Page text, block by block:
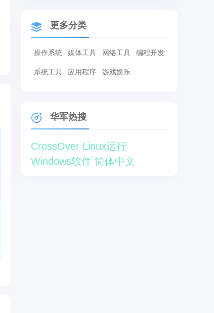
更多分类
操作系统 媒体工具 网络工具 编程开发
系统工具 应用程序 游戏娱乐
华军热搜
CrossOver Linux运行
Windows软件 简体中文